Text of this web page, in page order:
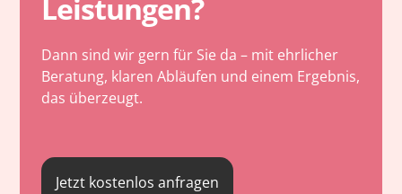
Leistungen?
Dann sind wir gern für Sie da – mit ehrlicher
Beratung, klaren Abläufen und einem Ergebnis,
das überzeugt.
Jetzt kostenlos anfragen